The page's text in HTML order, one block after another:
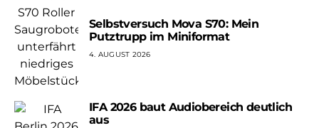
Selbstversuch Mova S70: Mein
Putztrupp im Miniformat
4. AUGUST 2026
IFA 2026 baut Audiobereich deutlich
aus